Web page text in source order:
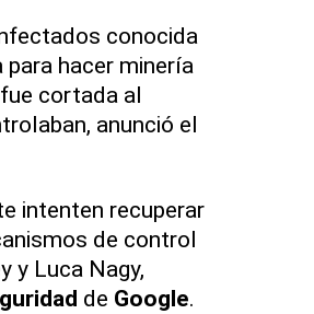
conocida
hacer minería
cortada al
anunció el
intenten recuperar
de control
y Luca Nagy,
de Google.